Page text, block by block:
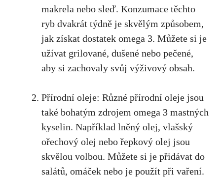
makrela nebo sleď. Konzumace těchto
ryb dvakrát týdně je skvělým způsobem,
jak získat dostatek omega 3. Můžete si je
užívat grilované, dušené nebo pečené,
aby si zachovaly svůj výživový obsah.
Přírodní oleje: Různé přírodní oleje jsou
také bohatým zdrojem omega 3 mastných
kyselin. Například lněný olej, vlašský
ořechový olej nebo řepkový olej jsou
skvělou volbou. Můžete si je přidávat do
salátů, omáček nebo je použít při vaření.